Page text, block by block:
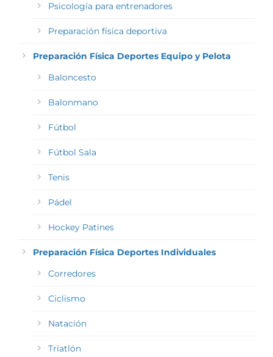
Psicología para entrenadores
Preparación física deportiva
Preparación Física Deportes Equipo y Pelota
Baloncesto
Balonmano
Fútbol
Fútbol Sala
Tenis
Pádel
Hockey Patines
Preparación Física Deportes Individuales
Corredores
Ciclismo
Natación
Triatlón